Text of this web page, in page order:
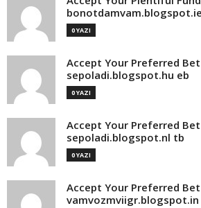
0 YAZI
Accept Your Preferred
sepoladi.blogspot.hu eb
0 YAZI
Accept Your Preferred
sepoladi.blogspot.nl tb
0 YAZI
Accept Your Preferred
vamvozmviigr.blogspot.in